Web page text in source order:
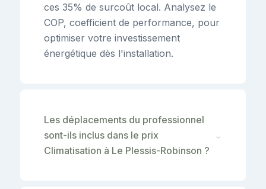
ces 35% de surcoût local. Analysez le
COP, coefficient de performance, pour
optimiser votre investissement
énergétique dès l'installation.
Les déplacements du professionnel
sont-ils inclus dans le prix
Climatisation à Le Plessis-Robinson ?
⌄